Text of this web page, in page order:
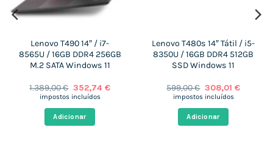
Lenovo T490 14″ / i7-
8565U / 16GB DDR4 256GB
M.2 SATA Windows 11
1.389,00€ O
preço
1.389,00 €.
352,74 €O
impostos incluídos
Adicionar
Lenovo T480s 14″ Tátil / i5-
8350U / 16GB DDR4 512GB
SSD Windows 11
599,00€ O
preço
599,00 €.
308,01 €O
impostos incluídos
Adicionar